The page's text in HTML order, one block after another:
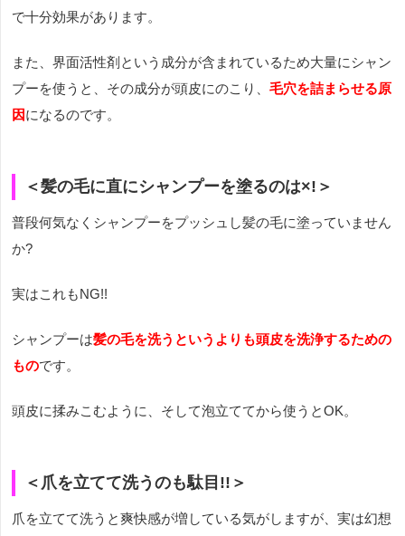
で十分効果があります。
また、界面活性剤という成分が含まれているため大量にシャン
プーを使うと、その成分が頭皮にのこり、 毛穴を詰まらせる原
因になるのです。
＜髪の毛に直にシャンプーを塗るのは×!＞
普段何気なくシャンプーをプッシュし髪の毛に塗っていません
か?
実はこれもNG!!
シャンプーは髪の毛を洗うというよりも頭皮を洗浄するための
ものです。
頭皮に揉みこむように、そして泡立ててから使うとOK。
＜爪を立てて洗うのも駄目!!＞
爪を立てて洗うと爽快感が増している気がしますが、実は幻想